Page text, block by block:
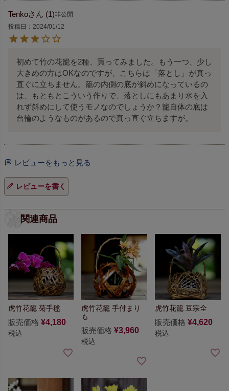
Tenko 1 非公開
投稿日
2024/01/12
初めて竹の花籠を2種、買ってみました。もう一つ、少し
大きめの方はOKなのですが、こちらは「落とし」が真っ
直ぐに立ちません。籠の内側の底が斜めになっているの
は、もともとこういう作りで、落としにもあまり水を入
れず斜めにして使うモノなのでしょうか？籠自体の底は
台輪のようなものがあるので真っ直ぐ立ちますが。
レビューをもっと見る
レビューを書く
関連商品
虎竹花籠 菊手毬
販売価格 ¥4,180
税込
虎竹花籠 手付まり
も
販売価格 ¥3,960
税込
虎竹花籠 豆宗全
販売価格 ¥4,620
税込